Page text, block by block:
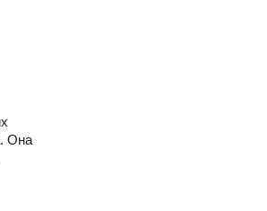
Она